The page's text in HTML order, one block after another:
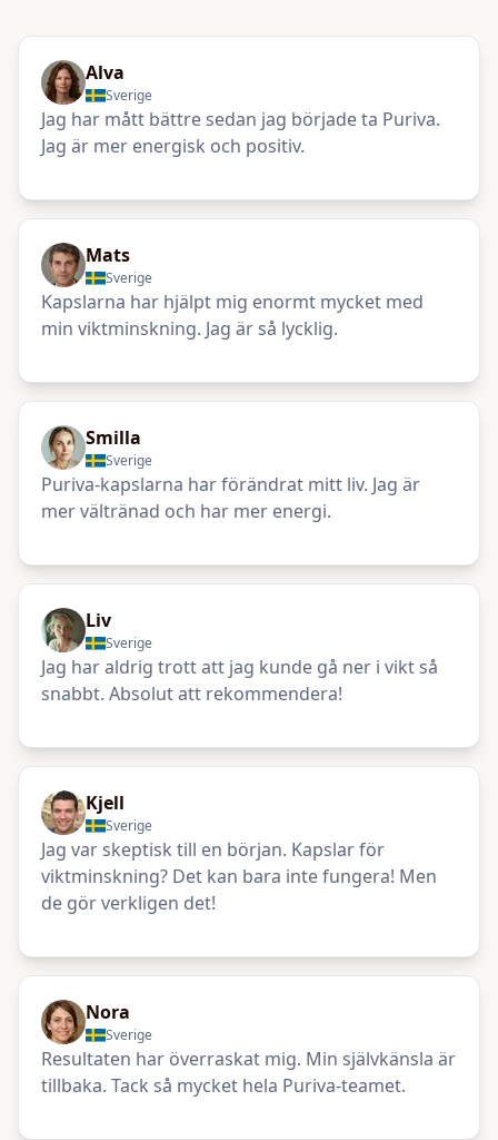
Alva
Sverige
Jag har mått bättre sedan jag började ta Puriva.
Jag är mer energisk och positiv.
Mats
Sverige
Kapslarna har hjälpt mig enormt mycket med
min viktminskning. Jag är så lycklig.
Smilla
Sverige
Puriva-kapslarna har förändrat mitt liv. Jag är
mer vältränad och har mer energi.
Liv
Sverige
Jag har aldrig trott att jag kunde gå ner i vikt så
snabbt. Absolut att rekommendera!
Kjell
Sverige
Jag var skeptisk till en början. Kapslar för
viktminskning? Det kan bara inte fungera! Men
de gör verkligen det!
Nora
Sverige
Resultaten har överraskat mig. Min självkänsla är
tillbaka. Tack så mycket hela Puriva-teamet.